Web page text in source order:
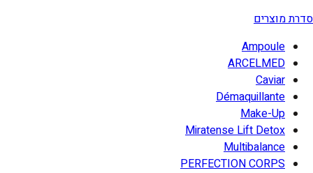
סדרת מוצרים
Ampoule
ARCELMED
Caviar
Démaquillante
Make-Up
Miratense Lift Detox
Multibalance
PERFECTION CORPS